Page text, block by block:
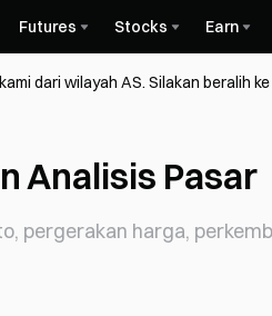
Futures Stocks Earn
dari wilayah AS. Silakan beralih
Analisis Pasar
pergerakan harga,